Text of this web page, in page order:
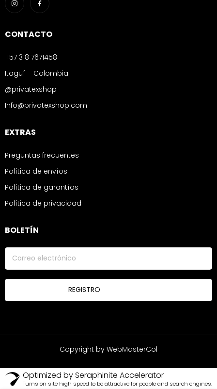
CONTACTO
+57 318 7671458
Itagüí – Colombia.
@privatexshop
Info@privatexshop.com
EXTRAS
Preguntas frecuentes
Política de envíos
Política de garantías
Política de privacidad
BOLETÍN
Copyright by WebMasterCol
Optimized by Seraphinite Accelerator
Turns on site high speed to be attractive for people and search engines.